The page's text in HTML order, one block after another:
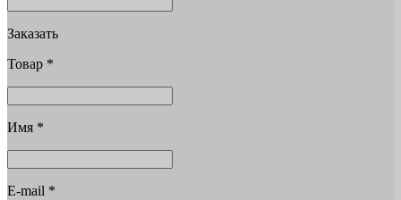
Заказать
Товар *
Имя *
E-mail *